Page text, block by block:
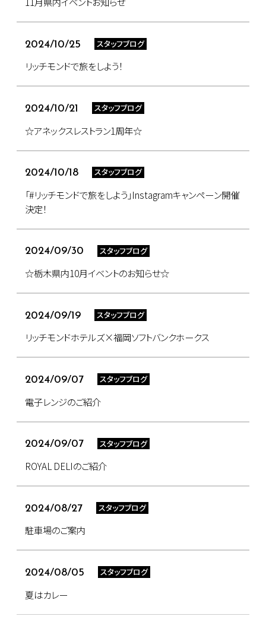
2024/10/25 スタッフブログ
リッチモンドで旅をしよう！
2024/10/21 スタッフブログ
☆アネックスレストラン1周年☆
2024/10/18 スタッフブログ
「#リッチモンドで旅をしよう」Instagramキャンペーン開催
決定！
2024/09/30 スタッフブログ
☆栃木県内10月イベントのお知らせ☆
2024/09/19 スタッフブログ
リッチモンドホテルズ×福岡ソフトバンクホークス
2024/09/07 スタッフブログ
電子レンジのご紹介
2024/09/07 スタッフブログ
ROYAL DELIのご紹介
2024/08/27 スタッフブログ
駐車場のご案内
2024/08/05 スタッフブログ
夏はカレー